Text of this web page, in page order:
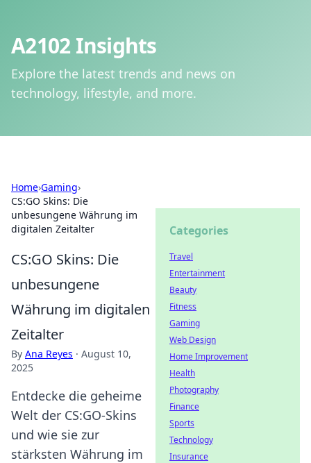
A2102 Insights
Explore the latest trends and news on
technology, lifestyle, and more.
Home›Gaming›
CS:GO Skins: Die
unbesungene Währung im
digitalen Zeitalter
CS:GO Skins: Die
unbesungene
Währung im digitalen
Zeitalter
By Ana Reyes · August 10,
2025
Entdecke die geheime
Welt der CS:GO-Skins
und wie sie zur
stärksten Währung im
Categories
Travel
Entertainment
Beauty
Fitness
Gaming
Web Design
Home Improvement
Health
Photography
Finance
Sports
Technology
Insurance